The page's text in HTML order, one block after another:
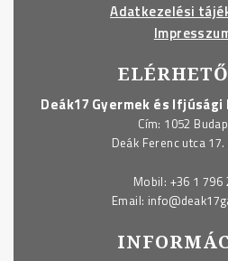
Adatkezelési
Deák17 Gyermek és
Cím: 1052
Deák Ferenc utca
Mobil: +36 1 796
Email: